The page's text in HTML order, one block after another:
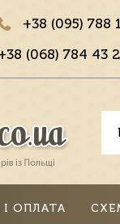
+38 (095) 788
(068) 784 43
ОПЛАТА